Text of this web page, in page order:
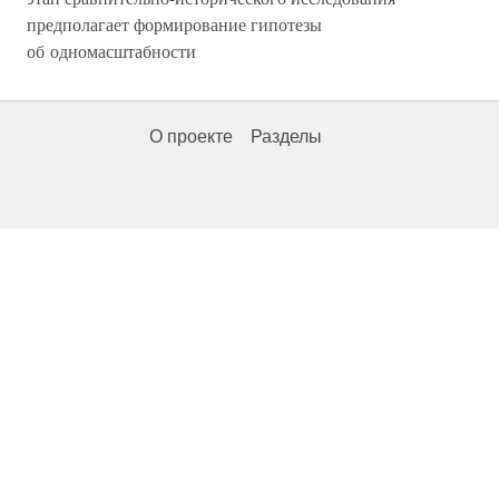
предполагает формирование гипотезы
об одномасштабности
О проекте Разделы